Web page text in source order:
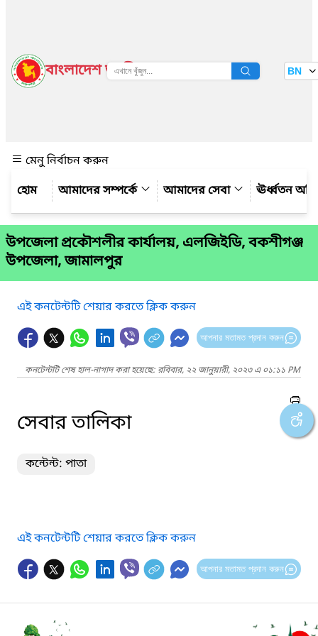
বাংলাদেশ জাতীয় তথ্য বাতায়ন BN
মেনু নির্বাচন করুন
আমাদের সম্পর্কে
আমাদের সেবা ঊর্ধ্বতন
উপজেলা প্রকৌশলীর কার্যালয়, এলজিইডি, বকশীগঞ্জ
উপজেলা, জামালপুর
এই কনটেন্টটি শেয়ার করতে ক্লিক করুন
আপনার মতামত প্রদান করুন
কনটেন্টটি শেষ হাল-নাগাদ করা হয়েছে: রবিবার, ২২ জানুয়ারী, ২০২৩ এ ০১:১১ PM
সেবার তালিকা
কন্টেন্ট: পাতা
এই কনটেন্টটি শেয়ার করতে ক্লিক করুন
আপনার মতামত প্রদান করুন